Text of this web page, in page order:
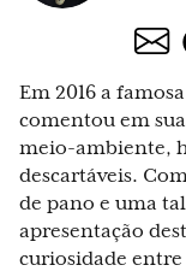
Em 2016 a
comentou em
meio-ambiente,
descartáveis.
de pano e uma
apresentação
curiosidade entre